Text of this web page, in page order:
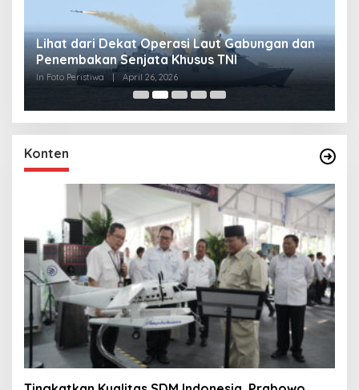
Lihat dari Dekat Operasi Laut Gabungan dan
Penembakan Senjata Khusus TNI
In Foto Peristiwa | April 26, 2026
Konten